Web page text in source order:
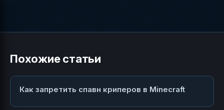
Похожие статьи
Как запретить спавн криперов в Minecraft